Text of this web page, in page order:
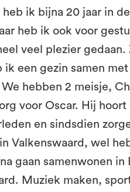
ik bijna 20 jaar in de
heb ik ook voor
veel plezier gedaan.
ik een gezin samen
hebben 2 meisje,
voor Oscar. Hij
en sindsdien
Valkenswaard, wel
gaan samenwonen in
Muziek maken,